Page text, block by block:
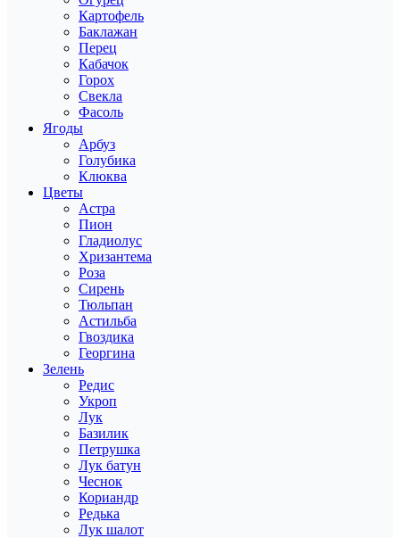
Картофель
Баклажан
Перец
Кабачок
Горох
Свекла
Фасоль
Ягоды
Арбуз
Голубика
Клюква
Цветы
Астра
Пион
Гладиолус
Хризантема
Роза
Сирень
Тюльпан
Астильба
Гвоздика
Георгина
Зелень
Редис
Укроп
Лук
Базилик
Петрушка
Лук батун
Чеснок
Кориандр
Редька
Лук шалот